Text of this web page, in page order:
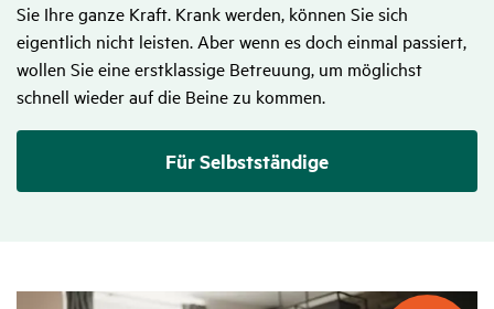
Sie Ihre ganze Kraft. Krank werden, können Sie sich
eigentlich nicht leisten. Aber wenn es doch einmal passiert,
wollen Sie eine erstklassige Betreuung, um möglichst
schnell wieder auf die Beine zu kommen.
Für Selbstständige